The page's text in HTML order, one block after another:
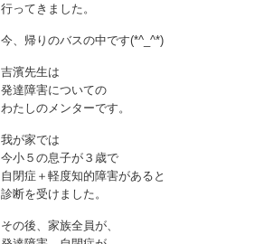
行ってきました。
今、帰りのバスの中です(*^_^*)
吉濱先生は
発達障害についての
わたしのメンターです。
我が家では
今小５の息子が３歳で
自閉症＋軽度知的障害があると
診断を受けました。
その後、家族全員が、